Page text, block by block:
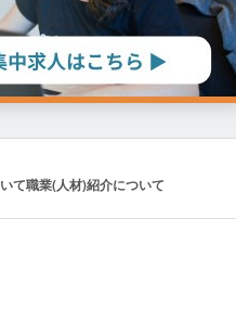
て職業(人材)紹介について